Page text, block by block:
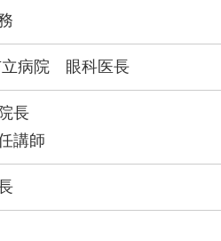
立病院 眼科医長
長
講師